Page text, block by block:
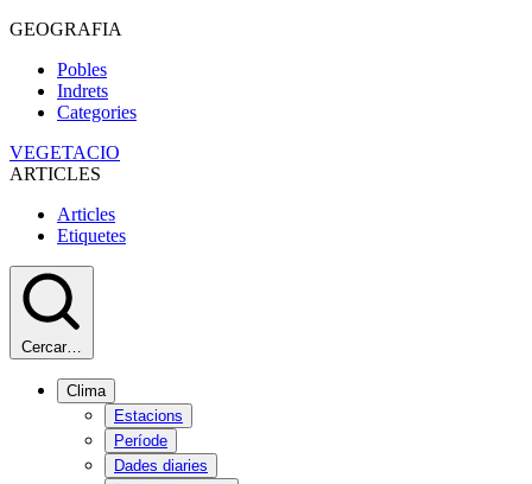
GEOGRAFIA
Pobles
Indrets
Categories
VEGETACIO
ARTICLES
Articles
Etiquetes
Cercar…
Clima
Estacions
Període
Dades diaries